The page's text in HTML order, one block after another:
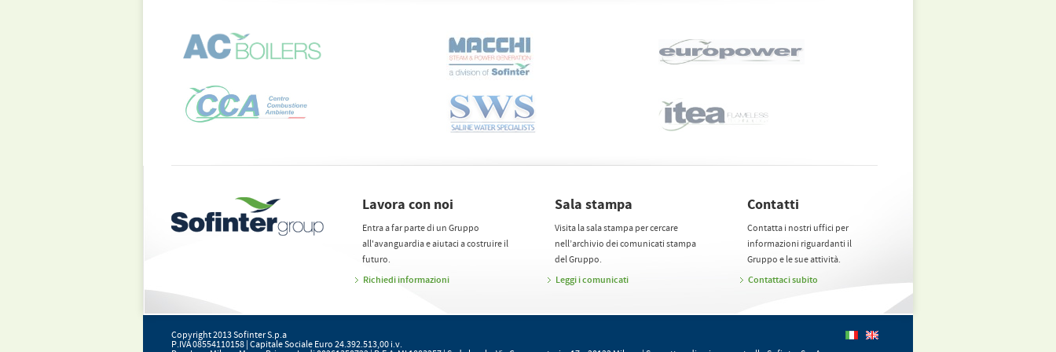
Lavora con noi
Entra a far parte di un Gruppo
all'avanguardia e aiutaci a costruire il
futuro.
Richiedi informazioni
Sala stampa
Visita la sala stampa per cercare
nell’archivio dei comunicati stampa
del Gruppo.
Leggi i comunicati
Contatti
Contatta i nostri uffici per
informazioni riguardanti il
Gruppo e le sue attività.
Contattaci subito
Copyright 2013 Sofinter S.p.a
P.IVA 08554110158 | Capitale Sociale Euro 24.392.513,00 i.v.